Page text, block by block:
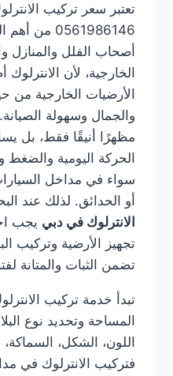
تعتبر سعر تركيب
0561986146
أصحاب الفلل والمنازل
الخارجية، لأن
الأرضيات الخارجية
والجمال وسهولة
مظهرًا أنيقًا فقط، بل
الحركة اليومية والضغط
سواء في مداخل
أو الحدائق. لذلك عند
الانترلوك في دبي يجب
تجهيز الأرضية وتركيب
تضمن الثبات والمتانة
تبدأ خدمة تركيب
المساحة وتحديد نوع
اللون، الشكل،
فتركيب الانترلوك في